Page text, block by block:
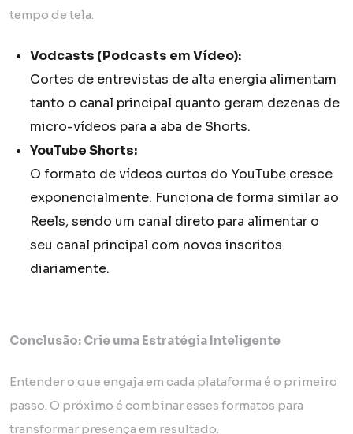
tempo de tela.
Vodcasts (Podcasts em Vídeo):
Cortes de entrevistas de alta energia alimentam
tanto o canal principal quanto geram dezenas de
micro-vídeos para a aba de Shorts.
YouTube Shorts:
O formato de vídeos curtos do YouTube cresce
exponencialmente. Funciona de forma similar ao
Reels, sendo um canal direto para alimentar o
seu canal principal com novos inscritos
diariamente.
Conclusão: Crie uma Estratégia Inteligente
Entender o que engaja em cada plataforma é o primeiro
passo. O próximo é combinar esses formatos para
transformar presença em resultado.